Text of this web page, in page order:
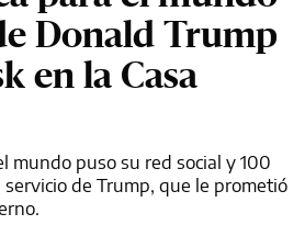
Donald Trump
en la Casa
mundo puso su red social y 100
de Trump, que le prometió